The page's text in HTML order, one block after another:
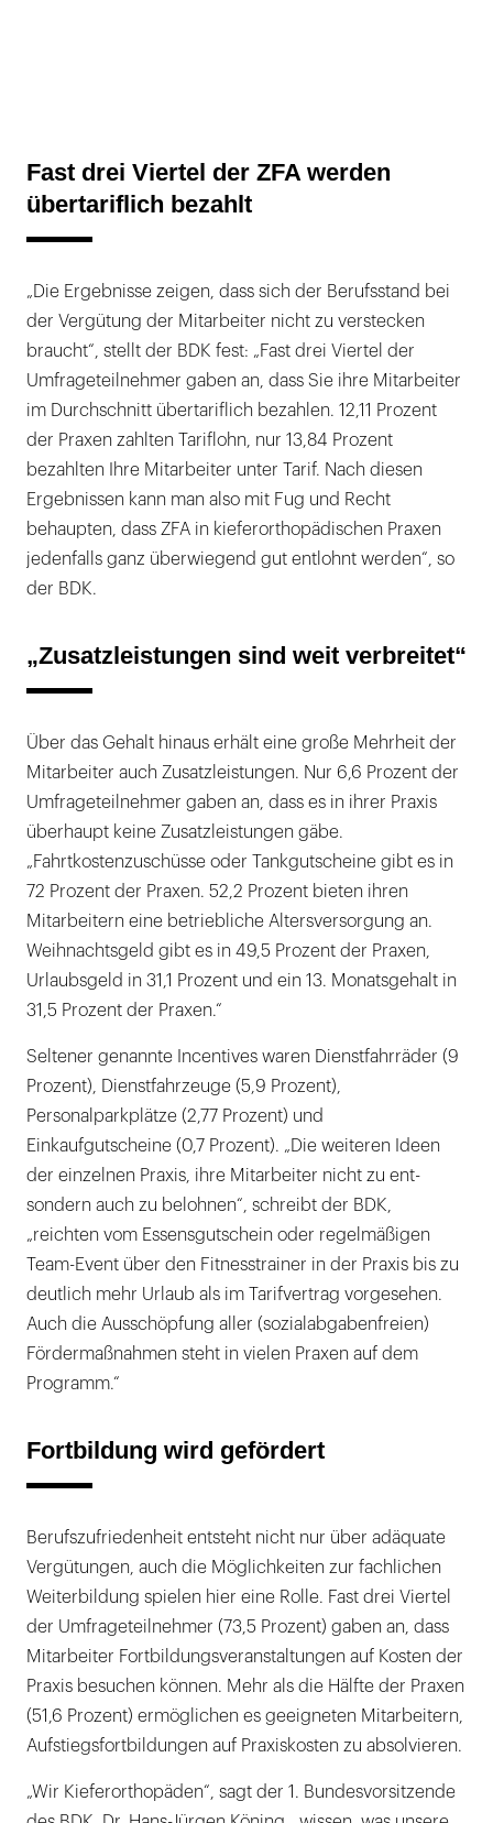
Fast drei Viertel der ZFA werden
übertariflich bezahlt
„Die Ergebnisse zeigen, dass sich der Berufsstand bei
der Vergütung der Mitarbeiter nicht zu verstecken
braucht“, stellt der BDK fest: „Fast drei Viertel der
Umfrageteilnehmer gaben an, dass Sie ihre Mitarbeiter
im Durchschnitt übertariflich bezahlen. 12,11 Prozent
der Praxen zahlten Tariflohn, nur 13,84 Prozent
bezahlten Ihre Mitarbeiter unter Tarif. Nach diesen
Ergebnissen kann man also mit Fug und Recht
behaupten, dass ZFA in kieferorthopädischen Praxen
jedenfalls ganz überwiegend gut entlohnt werden“, so
der BDK.
„Zusatzleistungen sind weit verbreitet“
Über das Gehalt hinaus erhält eine große Mehrheit der
Mitarbeiter auch Zusatzleistungen. Nur 6,6 Prozent der
Umfrageteilnehmer gaben an, dass es in ihrer Praxis
überhaupt keine Zusatzleistungen gäbe.
„Fahrtkostenzuschüsse oder Tankgutscheine gibt es in
72 Prozent der Praxen. 52,2 Prozent bieten ihren
Mitarbeitern eine betriebliche Altersversorgung an.
Weihnachtsgeld gibt es in 49,5 Prozent der Praxen,
Urlaubsgeld in 31,1 Prozent und ein 13. Monatsgehalt in
31,5 Prozent der Praxen.“
Seltener genannte Incentives waren Dienstfahrräder (9
Prozent), Dienstfahrzeuge (5,9 Prozent),
Personalparkplätze (2,77 Prozent) und
Einkaufgutscheine (0,7 Prozent). „Die weiteren Ideen
der einzelnen Praxis, ihre Mitarbeiter nicht zu ent-
sondern auch zu belohnen“, schreibt der BDK,
„reichten vom Essensgutschein oder regelmäßigen
Team-Event über den Fitnesstrainer in der Praxis bis zu
deutlich mehr Urlaub als im Tarifvertrag vorgesehen.
Auch die Ausschöpfung aller (sozialabgabenfreien)
Fördermaßnahmen steht in vielen Praxen auf dem
Programm.“
Fortbildung wird gefördert
Berufszufriedenheit entsteht nicht nur über adäquate
Vergütungen, auch die Möglichkeiten zur fachlichen
Weiterbildung spielen hier eine Rolle. Fast drei Viertel
der Umfrageteilnehmer (73,5 Prozent) gaben an, dass
Mitarbeiter Fortbildungsveranstaltungen auf Kosten der
Praxis besuchen können. Mehr als die Hälfte der Praxen
(51,6 Prozent) ermöglichen es geeigneten Mitarbeitern,
Aufstiegsfortbildungen auf Praxiskosten zu absolvieren.
„Wir Kieferorthopäden“, sagt der 1. Bundesvorsitzende